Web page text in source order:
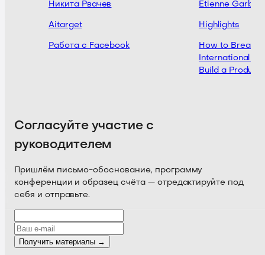
Никита Рвачев
Aitarget
Работа с Facebook
Etienne Garbugli
Highlights
How to Break
International
Build a Product
Согласуйте участие с
руководителем
Пришлём письмо-обоснование, программу
конференции и образец счёта — отредактируйте под
себя и отправьте.
Получить материалы →